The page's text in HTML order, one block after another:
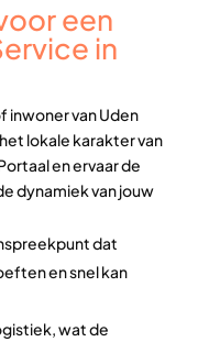
een
in
inwoner van Uden
lokale karakter van
en ervaar de
dynamiek van jouw
dat
en snel kan
wat de